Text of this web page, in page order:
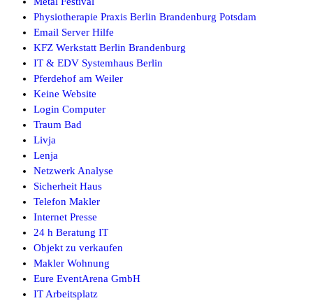
Physiotherapie Praxis Berlin Brandenburg Potsdam
Email Server Hilfe
KFZ Werkstatt Berlin Brandenburg
IT & EDV Systemhaus Berlin
Pferdehof am Weiler
Keine Website
Login Computer
Traum Bad
Livja
Lenja
Netzwerk Analyse
Sicherheit Haus
Telefon Makler
Internet Presse
24 h Beratung IT
Objekt zu verkaufen
Makler Wohnung
Eure EventArena GmbH
IT Arbeitsplatz